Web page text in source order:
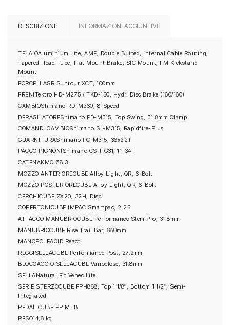
DESCRIZIONE INFORMAZIONI AGGIUNTIVE
TELAIOAluminium Lite, AMF, Double Butted, Internal Cable Routing,
Tapered Head Tube, Flat Mount Brake, SIC Mount, FM Kickstand
Mount
FORCELLASR Suntour XCT, 100mm
FRENITektro HD-M275 / TKD-150, Hydr. Disc Brake (160/160)
CAMBIOShimano RD-M360, 8-Speed
DERAGLIATOREShimano FD-M315, Top Swing, 31.8mm Clamp
COMANDI CAMBIOShimano SL-M315, Rapidfire-Plus
GUARNITURAShimano FC-M315, 36x22T
PACCO PIGNONI Shimano CS-HG31, 11-34T
CATENAKMC Z8.3
MOZZO ANTERIORECUBE Alloy Light, QR, 6-Bolt
MOZZO POSTERIORECUBE Alloy Light, QR, 6-Bolt
CERCHICUBE ZX20, 32H, Disc
COPERTONICUBE IMPAC Smartpac, 2.25
ATTACCO MANUBRIOCUBE Performance Stem Pro, 31.8mm
MANUBRIOCUBE Rise Trail Bar, 680mm
MANOPOLEACID React
REGGISELLACUBE Performance Post, 27.2mm
BLOCCAGGIO SELLACUBE Varioclose, 31.8mm
SELLANatural Fit Venec Lite
SERIE STERZOCUBE FPH868, Top 1 1/8″, Bottom 1 1/2″, Semi-
Integrated
PEDALICUBE PP MTB
PESO14,6 kg